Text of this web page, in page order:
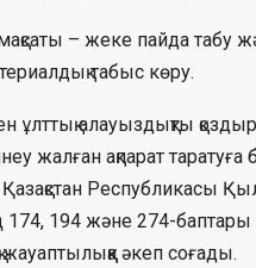
– жеке пайда табу
табыс көру.
ұлттық алауыздықты
жалған ақпарат таратуға
Қазақстан Республикасы
174, 194 және 274-
әкеп соғады.